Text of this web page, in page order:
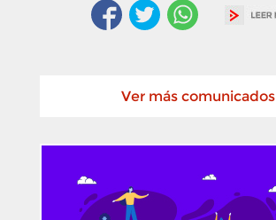
Ver más comunicados